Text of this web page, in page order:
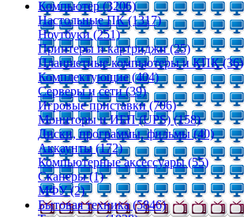
Компьютер (3206)
Настольные ПК (1317)
Ноутбуки (251)
Принтеры и картриджи (25)
Планшетные компьютеры и КПК (36)
Комплектующие (404)
Серверы и сети (39)
Игровые приставки (706)
Мониторы и ИБП (UPS) (158)
Диски, программы, фильмы (40)
Аккаунты (172)
Компьютерные аксессуары (55)
Сканеры (1)
МФУ (2)
Бытовая техника (5846)